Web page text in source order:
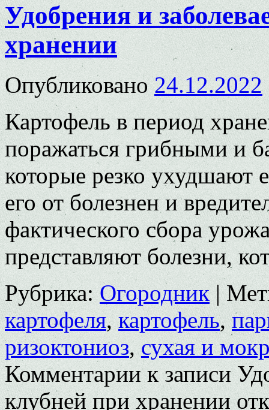
Удобрения и
хранении
Опубликовано 24.12.2022
Картофель в период
поражаться грибными и
которые резко ухудшают
его от болезнен и
фактического сбора
представляют болезни,
Рубрика: Огородник |
кар­тофеля,картофель,
ризоктониоз,сухая и
Комментариик записи
клубней при хранении